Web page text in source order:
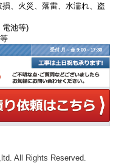
、火災、落雷、水濡れ、盗
電池等)
受付 月～金 9:00～17:30
All Rights Reserved.